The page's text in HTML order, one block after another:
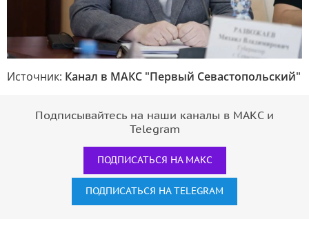
Источник: Канал в МАКС "Первый Севастопольский"
Подписывайтесь на наши каналы в МАКС и
Telegram
ПОДПИСАТЬСЯ НА МАКС
ПОДПИСАТЬСЯ НА TELEGRAM